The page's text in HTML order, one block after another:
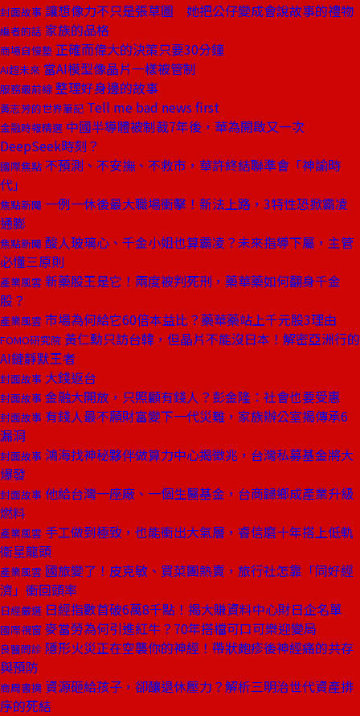
封面故事 讓想像力不只是張草圖 她把公仔變成會說故事的禮物
編者的話 家族的品格
商場自慢塾 正確而偉大的決策只要30分鐘
AI超未來 當AI模型像晶片一樣被管制
服務最前線 整理好身邊的故事
黃志芳的世界筆記 Tell me bad news first
金融時報精選 中國半導體被制裁7年後，華為開啟又一次
DeepSeek時刻？
國際焦點 不預測、不安撫、不救市，華許終結聯準會「神諭時
代」
焦點新聞 一例一休後最大職場衝擊！新法上路，3特性恐掀霸凌
通膨
焦點新聞 酸人玻璃心、千金小姐也算霸凌？未來指導下屬，主管
必懂三原則
產業風雲 新藥股王是它！兩度被判死刑，藥華藥如何翻身千金
股？
產業風雲 市場為何給它60倍本益比？藥華藥站上千元股3理由
FOMO研究院 黃仁勳只訪台韓，但晶片不能沒日本！解密亞洲行的
AI鏈靜默王者
封面故事 大錢返台
封面故事 金融大開放，只照顧有錢人？彭金隆：社會也要受惠
封面故事 有錢人最不願財富變下一代災難，家族辦公室揭傳承6
漏洞
封面故事 鴻海找神秘夥伴做算力中心揭徵兆，台灣私募基金將大
爆發
封面故事 他給台灣一座廠、一個生醫基金，台商歸鄉成產業升級
燃料
產業風雲 手工做到極致，也能衝出大氣層，睿信磨十年搭上低軌
衛星龍頭
產業風雲 國旅變了！皮克敏、買菜團熱賣，旅行社怎靠「同好經
濟」衝回頭率
日經嚴選 日經指數首破6萬8千點！揭大賺資料中心財日企名單
國際視窗 麥當勞為何引進紅牛？70年搭檔可口可樂迎變局
良醫問診 隱形火災正在空襲你的神經！帶狀皰疹後神經痛的共存
與預防
商周書摘 資源砸給孩子，卻釀退休壓力？解析三明治世代資產排
序的死結